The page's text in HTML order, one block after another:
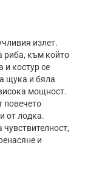
излет.
риба, към който
и костур се
щука и бяла
мощност.
повечето
от лодка.
и